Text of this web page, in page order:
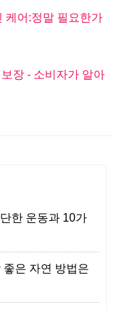
케어:정말 필요한가
장 - 소비자가 알아
한 운동과 10가
은 자연 방법은